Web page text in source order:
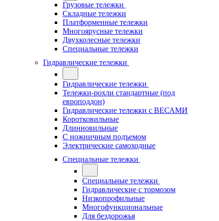
Грузовые тележки
Складные тележки
Платформенные тележки
Многоярусные тележки
Двухколесные тележки
Специальные тележки
Гидравлические тележки
Гидравлические тележки
Тележки-рохли стандартные (под
европоддон)
Гидравлические тележки с ВЕСАМИ
Коротковильные
Длинновильные
С ножничным подъемом
Электрические самоходные
Специальные тележки
Специальные тележки
Гидравлические с тормозом
Низкопрофильные
Многофункциональные
Для бездорожья